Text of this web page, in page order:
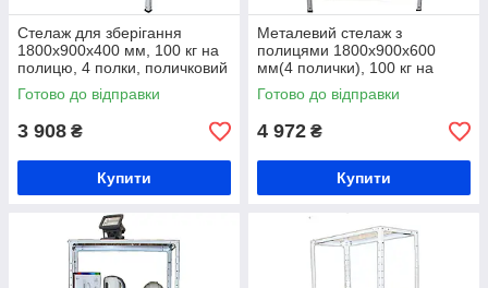
Стелаж для зберігання
1800х900х400 мм, 100 кг на
полицю, 4 полки, поличковий
стелаж металевий
Готово до відправки
3 908 ₴
Купити
Металевий стелаж з
полицями 1800х900х600
мм(4 полички), 100 кг на
полицю
Готово до відправки
4 972 ₴
Купити